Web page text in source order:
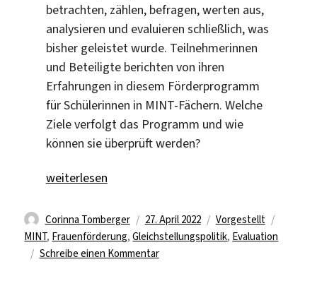
betrachten, zählen, befragen, werten aus,
analysieren und evaluieren schließlich, was
bisher geleistet wurde. Teilnehmerinnen
und Beteiligte berichten von ihren
Erfahrungen in diesem Förderprogramm
für Schülerinnen in MINT-Fächern. Welche
Ziele verfolgt das Programm und wie
können sie überprüft werden?
„MINToring: Erreicht das Programm seine Ziele?“
weiterlesen
Autor
Corinna Tomberger
Veröffentlicht
am
27. April 2022 Kategorien
Vorgestellt
MINT, Frauenförderung,Gleichstellungspolitik, Evaluation
Schreibe einen Kommentarzu